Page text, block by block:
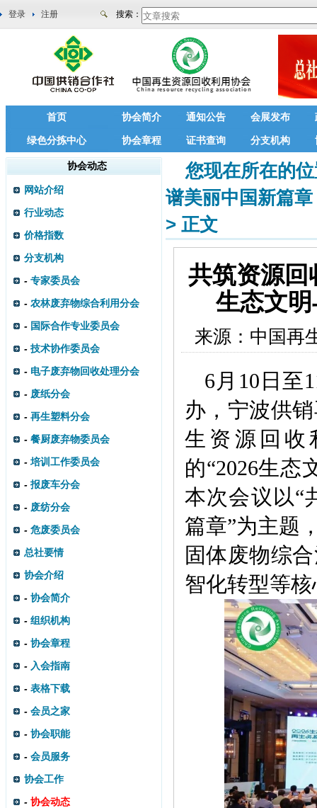
登录 注册 搜索：
首页 协会简介 通知公告 会展发布
绿色分拣中心 协会章程 证书查询 分支机构
协会动态
网站介绍
行业动态
价格指数
分支机构
- 专家委员会
- 农林废弃物综合利用分会
- 国际合作专业委员会
- 技术协作委员会
- 电子废弃物回收处理分会
- 废纸分会
- 再生塑料分会
- 餐厨废弃物委员会
-培训工作委员会
- 报废车分会
- 废纺分会
- 危废委员会
总社要情
协会介绍
- 协会简介
- 组织机构
- 协会章程
- 入会指南
- 表格下载
- 会员之家
- 协会职能
- 会员服务
协会工作
- 协会动态
您现在所在的
谱美丽中国新篇
> 正文
共筑资源回
生态文
来源： 中国再
6月10日至
办，宁波供
生资源回收
的“2026生态
本次会议以“
篇章”为主题
固体废物综
智化转型等